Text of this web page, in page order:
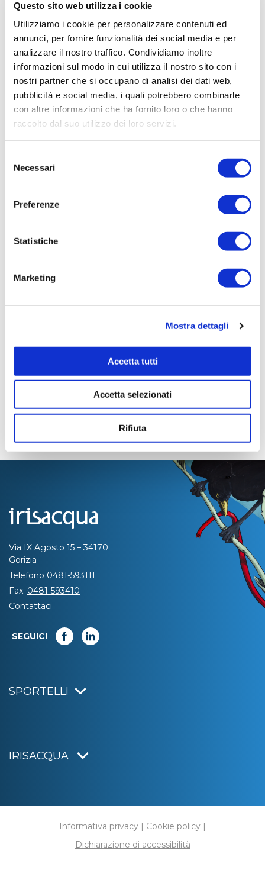
Questo sito web utilizza i cookie
Utilizziamo i cookie per personalizzare contenuti ed
annunci, per fornire funzionalità dei social media e per
analizzare il nostro traffico. Condividiamo inoltre
informazioni sul modo in cui utilizza il nostro sito con i
nostri partner che si occupano di analisi dei dati web,
pubblicità e social media, i quali potrebbero combinarle
con altre informazioni che ha fornito loro o che hanno
raccolto dal suo utilizzo dei loro servizi.
delNecessari
Preferenze
Statistiche
Marketing
Mostra dettagli
Accetta tutti
Accetta selezionati
Rifiuta
Oggetto:
ACQUISTO 08 RUOTE IN TEFLON TIPO BLICKLE
SPO 200G PER LAMA RASCHIANTE VASCA DI
SEDIMENTAZIONE DEP. GORIZIA.
Elenco operatori invitati:
Codice Fiscale:
Procedura di scelta:
comma 7 d.lgs. 163/2006)
ATI NORD EST SRL - cod. fisc. 01118780319
Importo Liquidato:
Pagina aggiornata il 04/08/2020
Via IX Agosto 15 – 34170
Gorizia
Telefono 0481-593111
Fax: 0481-593410
Contattaci
SEGUICI
SPORTELLI
IRISACQUA
Informativa privacy | Cookie policy |
Dichiarazione di accessibilità